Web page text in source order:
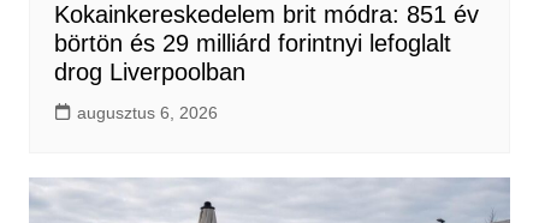
Kokainkereskedelem brit módra: 851 év
börtön és 29 milliárd forintnyi lefoglalt
drog Liverpoolban
augusztus 6, 2026